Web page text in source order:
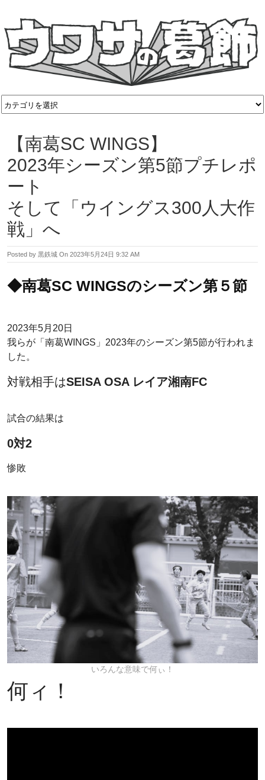
【南葛SC WINGS】
2023年シーズン第5節プチレポ
ート
そして「ウイングス300人大作
戦」へ
Posted by 黒鉄城 On 2023年5月24日 9:32 AM
◆南葛SC WINGSのシーズン第５節
2023年5月20日
我らが「南葛WINGS」2023年のシーズン第5節が行われま
した。
対戦相手はSEISA OSA レイア湘南FC
試合の結果は
0対2
惨敗
いろんな意味で何ぃ！
何ィ！